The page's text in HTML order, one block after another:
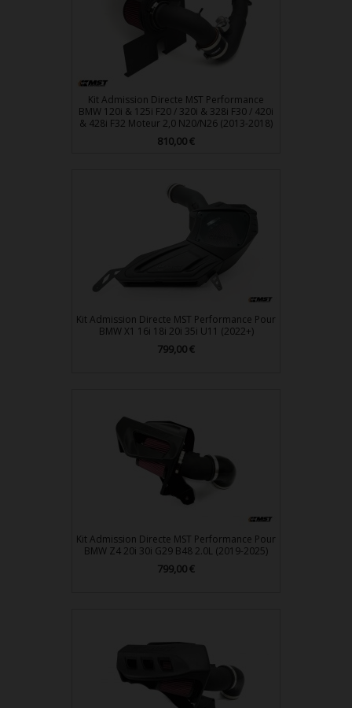
Kit Admission Directe MST Performance
BMW 120i & 125i F20 / 320i & 328i F30 / 420i
& 428i F32 Moteur 2,0 N20/N26 (2013-2018)
Prix
810,00 €
Kit Admission Directe MST Performance Pour
BMW X1 16i 18i 20i 35i U11 (2022+)
Prix
799,00 €
Kit Admission Directe MST Performance Pour
BMW Z4 20i 30i G29 B48 2.0L (2019-2025)
Prix
799,00 €